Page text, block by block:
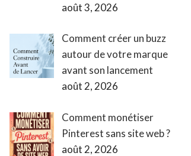
août 3, 2026
Comment créer un buzz
autour de votre marque
avant son lancement
août 2, 2026
Comment monétiser
Pinterest sans site web ?
août 2, 2026